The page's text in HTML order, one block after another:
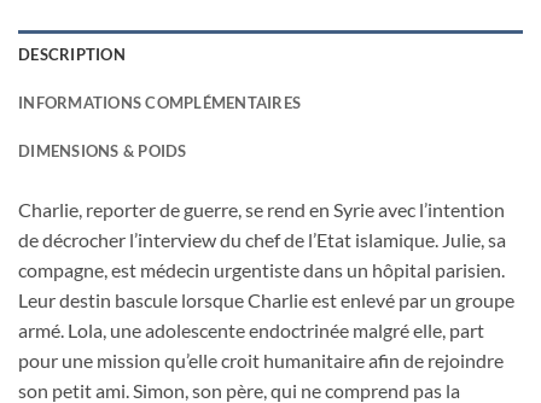
DESCRIPTION
INFORMATIONS COMPLÉMENTAIRES
DIMENSIONS & POIDS
Charlie, reporter de guerre, se rend en Syrie avec l’intention
de décrocher l’interview du chef de l’Etat islamique. Julie, sa
compagne, est médecin urgentiste dans un hôpital parisien.
Leur destin bascule lorsque Charlie est enlevé par un groupe
armé. Lola, une adolescente endoctrinée malgré elle, part
pour une mission qu’elle croit humanitaire afin de rejoindre
son petit ami. Simon, son père, qui ne comprend pas la